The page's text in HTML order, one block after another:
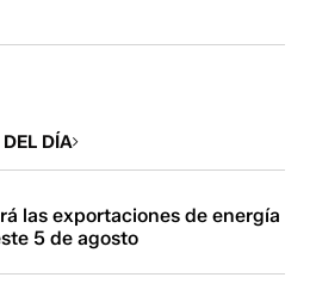
DÍA
las exportaciones de energía
5 de agosto